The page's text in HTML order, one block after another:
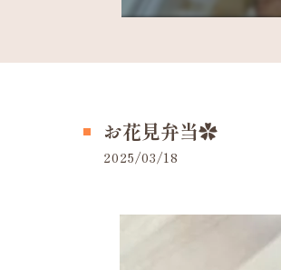
お花見弁当✿
2025/03/18